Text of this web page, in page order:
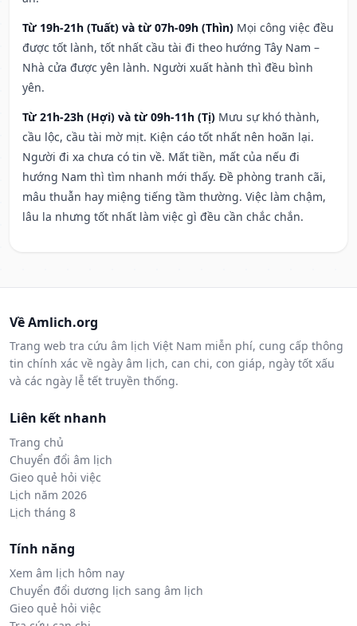
Từ 19h-21h (Tuất) và từ 07h-09h (Thìn) Mọi công việc đều
được tốt lành, tốt nhất cầu tài đi theo hướng Tây Nam –
Nhà cửa được yên lành. Người xuất hành thì đều bình
yên.
Từ 21h-23h (Hợi) và từ 09h-11h (Tị) Mưu sự khó thành,
cầu lộc, cầu tài mờ mịt. Kiện cáo tốt nhất nên hoãn lại.
Người đi xa chưa có tin về. Mất tiền, mất của nếu đi
hướng Nam thì tìm nhanh mới thấy. Đề phòng tranh cãi,
mâu thuẫn hay miệng tiếng tầm thường. Việc làm chậm,
lâu la nhưng tốt nhất làm việc gì đều cần chắc chắn.
Về Amlich.org
Trang web tra cứu âm lịch Việt Nam miễn phí, cung cấp thông
tin chính xác về ngày âm lịch, can chi, con giáp, ngày tốt xấu
và các ngày lễ tết truyền thống.
Liên kết nhanh
Trang chủ
Chuyển đổi âm lịch
Gieo quẻ hỏi việc
Lịch năm 2026
Lịch tháng 8
Tính năng
Xem âm lịch hôm nay
Chuyển đổi dương lịch sang âm lịch
Gieo quẻ hỏi việc